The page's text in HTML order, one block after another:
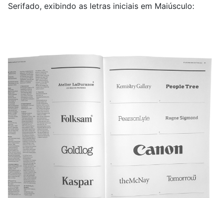
Serifado, exibindo as letras iniciais em Maiúsculo: